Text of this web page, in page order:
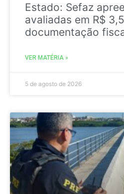
Estado: Sefaz
avaliadas em R$
documentação
VER MATÉRIA »
5 de agosto de 2026